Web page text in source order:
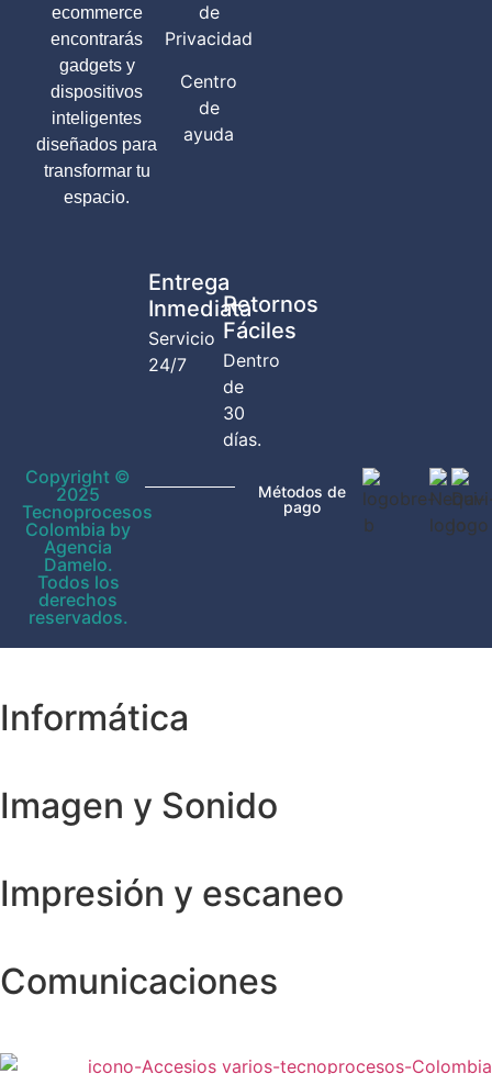
ecommerce
encontrarás
gadgets y
dispositivos
inteligentes
diseñados para
transformar tu
espacio.
Entrega
Inmediata
Servicio
24/7
Retornos
Fáciles
Dentro
de
30
días.
de
Privacidad
Centro
de
ayuda
Copyright ©
2025
Tecnoprocesos
Colombia by
Agencia
Damelo.
Todos los
derechos
reservados.
Métodos de
pago
Informática
Imagen y Sonido
Impresión y escaneo
Comunicaciones